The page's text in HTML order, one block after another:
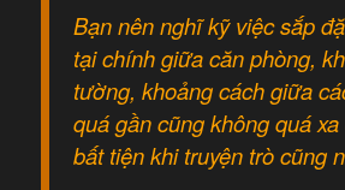
Bạn nên nghĩ kỹ việc sắp
tại chính giữa căn phòng,
tường, khoảng cách giữa
quá gần cũng không quá
bất tiện khi truyện trò cũng